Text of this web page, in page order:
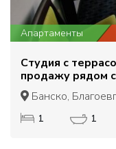
Апартаменты
Студия с
продажу рядом
Guinness
Банско,
1 1